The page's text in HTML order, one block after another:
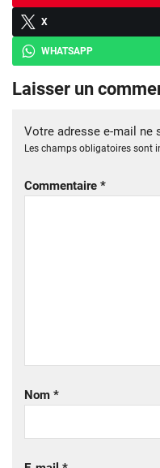
X
WHATSAPP
Laisser un
Votre adresse e-mail ne
Les champs obligatoires sont
Commentaire *
Nom *